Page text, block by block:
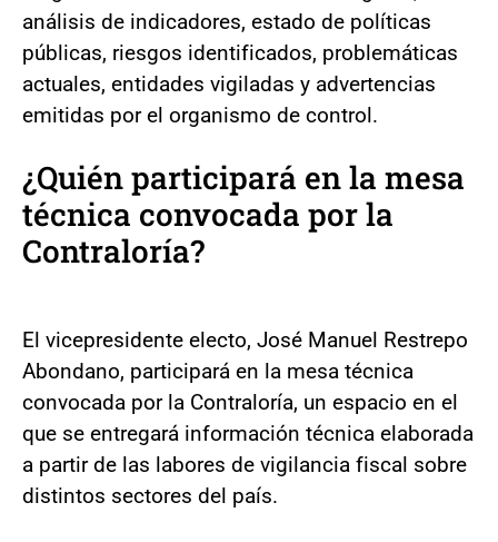
análisis de indicadores, estado de políticas
públicas, riesgos identificados, problemáticas
actuales, entidades vigiladas y advertencias
emitidas por el organismo de control.
¿Quién participará en la mesa
técnica convocada por la
Contraloría?
El vicepresidente electo, José Manuel Restrepo
Abondano, participará en la mesa técnica
convocada por la Contraloría, un espacio en el
que se entregará información técnica elaborada
a partir de las labores de vigilancia fiscal sobre
distintos sectores del país.